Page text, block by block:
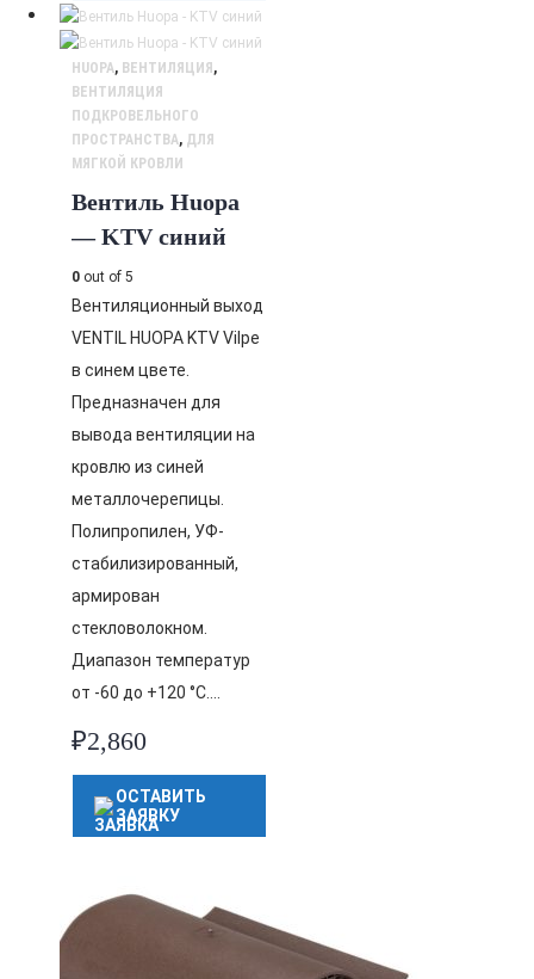
HUOPA, ВЕНТИЛЯЦИЯ ,
ВЕНТИЛЯЦИЯ
ПОДКРОВЕЛЬНОГО
ПРОСТРАНСТВА, ДЛЯ
МЯГКОЙ КРОВЛИ
Вентиль Huopa
— KTV синий
0 out of 5
Вентиляционный выход
VENTIL HUOPA KTV Vilpe
в синем цвете.
Предназначен для
вывода вентиляции на
кровлю из синей
металлочерепицы.
Полипропилен, УФ-
стабилизированный,
армирован
стекловолокном.
Диапазон температур
от -60 до +120 °C….
₽2,860
ОСТАВИТЬ
ЗАЯВКУ